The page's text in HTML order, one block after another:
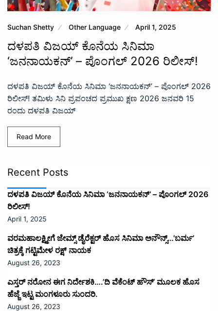
Suchan Shetty Other Language April 1, 2025
ದಳಪತಿ ವಿಜಯ್‌ ಕೊನೆಯ ಸಿನಿಮಾ
‘ಜನನಾಯಕನ್’ – ಪೊಂಗಲ್ 2026 ರಿಲೀಸ್!
ದಳಪತಿ ವಿಜಯ್‌ ಕೊನೆಯ ಸಿನಿಮಾ ‘ಜನನಾಯಕನ್’ – ಪೊಂಗಲ್ 2026
ರಿಲೀಸ್! ತಮಿಳು ಸಿನಿ ಪ್ರಪಂಚದ ಪ್ರಮುಖ ಕ್ಷಣ 2026 ಜನವರಿ 15
ರಂದು ದಳಪತಿ ವಿಜಯ್
Read More
Recent Posts
ದಳಪತಿ ವಿಜಯ್‌ ಕೊನೆಯ ಸಿನಿಮಾ ‘ಜನನಾಯಕನ್’ – ಪೊಂಗಲ್ 2026
ರಿಲೀಸ್!
April 1, 2025
ವರಮಹಾಲಕ್ಷ್ಮೀಗೆ ಜೇಮ್ಸ್ ಡೈರೆಕ್ಟರ್ ಹೊಸ ಸಿನಿಮಾ ಅನೌನ್ಸ್…’ಬರ್ಮ’
ಚಿತ್ರಕ್ಕೆ ಗಟ್ಟಿಮೇಳ ರಕ್ಷ್ ನಾಯಕ
August 26, 2023
ಎಸ್ತರ್ ನರೋನ ಈಗ ನಿರ್ದೇಶಕಿ….’ದಿ ವೆಕೆಂಟ್ ಹೌಸ್‌’‌ ಮೂಲಕ ಹೊಸ
ಹೆಜ್ಜೆ ಇಟ್ಟ ಮಂಗಳೂರು ಸುಂದರಿ.
August 26, 2023